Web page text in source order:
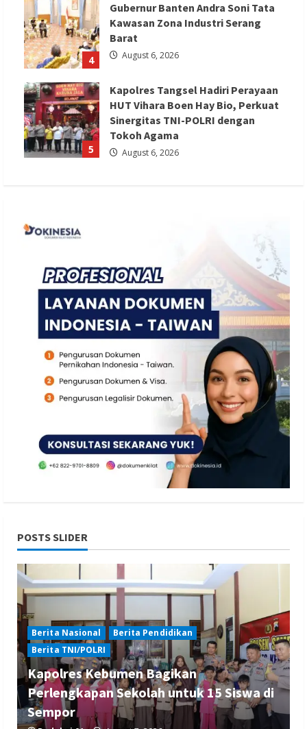
4
Gubernur Banten Andra Soni Tata
Kawasan Zona Industri Serang
Barat
August 6, 2026
5
Kapolres Tangsel Hadiri Perayaan
HUT Vihara Boen Hay Bio, Perkuat
Sinergitas TNI-POLRI dengan
Tokoh Agama
August 6, 2026
POSTS SLIDER
Berita Nasional
Berita Pendidikan
Berita TNI/POLRI
Kapolres Kebumen Bagikan
Perlengkapan Sekolah untuk 15 Siswa di
Sempor